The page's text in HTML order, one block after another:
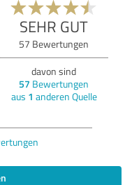
SEHR GUT
57 Bewertungen
davon sind
57 Bewertungen
aus 1 anderen Quelle